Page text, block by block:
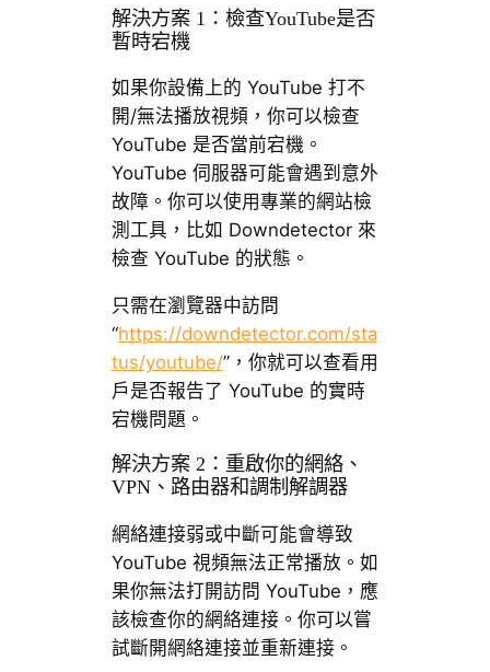
解決方案 1：檢查YouTube是否
暫時宕機
如果你設備上的 YouTube 打不
開/無法播放視頻，你可以檢查
YouTube 是否當前宕機。
YouTube 伺服器可能會遇到意外
故障。你可以使用專業的網站檢
測工具，比如 Downdetector 來
檢查 YouTube 的狀態。
只需在瀏覽器中訪問
“https://downdetector.com/sta
tus/youtube/”，你就可以查看用
戶是否報告了 YouTube 的實時
宕機問題。
解決方案 2：重啟你的網絡、
VPN、路由器和調制解調器
網絡連接弱或中斷可能會導致
YouTube 視頻無法正常播放。如
果你無法打開訪問 YouTube，應
該檢查你的網絡連接。你可以嘗
試斷開網絡連接並重新連接。